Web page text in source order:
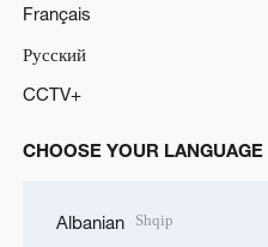
Français
Русский
CCTV+
CHOOSE YOUR LANGUAGE
Albanian Shqip